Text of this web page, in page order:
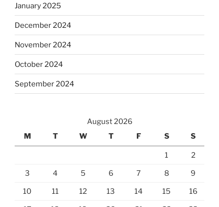
January 2025
December 2024
November 2024
October 2024
September 2024
August 2026
M
T W T F S S
1 2
3 4 5 6 7 8 9
10 11 12 13 14 15 16